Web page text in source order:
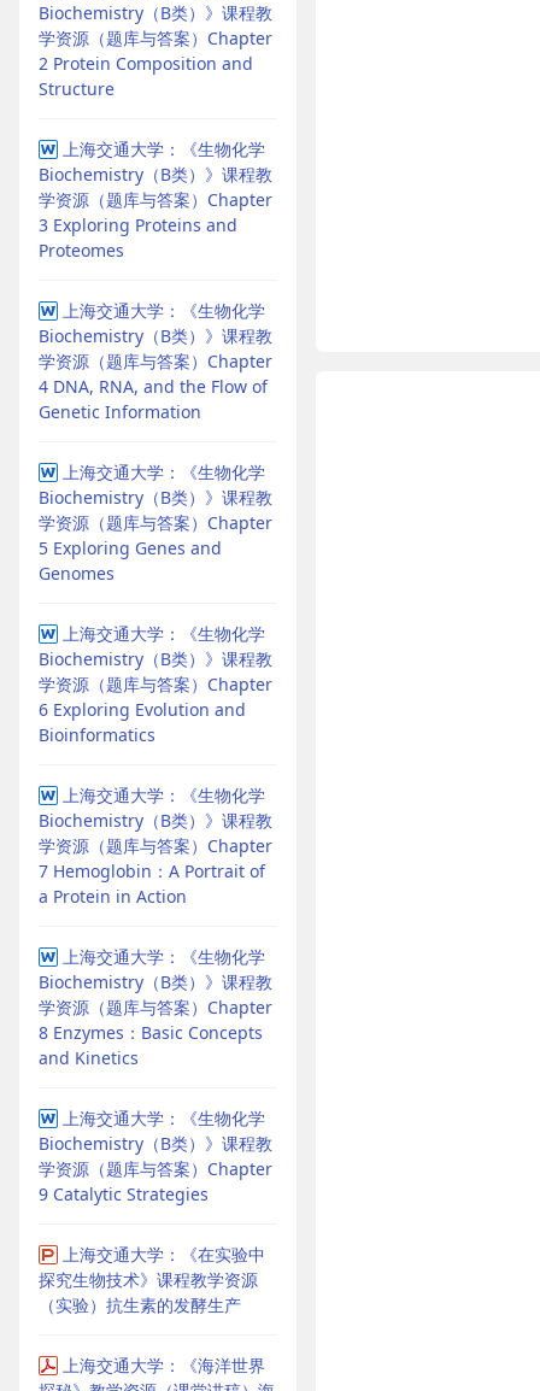
Biochemistry（B类）》课程教
学资源（题库与答案）Chapter
2 Protein Composition and
Structure
上海交通大学：《生物化学
Biochemistry（B类）》课程教
学资源（题库与答案）Chapter
3 Exploring Proteins and
Proteomes
上海交通大学：《生物化学
Biochemistry（B类）》课程教
学资源（题库与答案）Chapter
4 DNA, RNA, and the Flow of
Genetic Information
上海交通大学：《生物化学
Biochemistry（B类）》课程教
学资源（题库与答案）Chapter
5 Exploring Genes and
Genomes
上海交通大学：《生物化学
Biochemistry（B类）》课程教
学资源（题库与答案）Chapter
6 Exploring Evolution and
Bioinformatics
上海交通大学：《生物化学
Biochemistry（B类）》课程教
学资源（题库与答案）Chapter
7 Hemoglobin：A Portrait of
a Protein in Action
上海交通大学：《生物化学
Biochemistry（B类）》课程教
学资源（题库与答案）Chapter
8 Enzymes：Basic Concepts
and Kinetics
上海交通大学：《生物化学
Biochemistry（B类）》课程教
学资源（题库与答案）Chapter
9 Catalytic Strategies
上海交通大学：《在实验中
探究生物技术》课程教学资源
（实验）抗生素的发酵生产
上海交通大学：《海洋世界